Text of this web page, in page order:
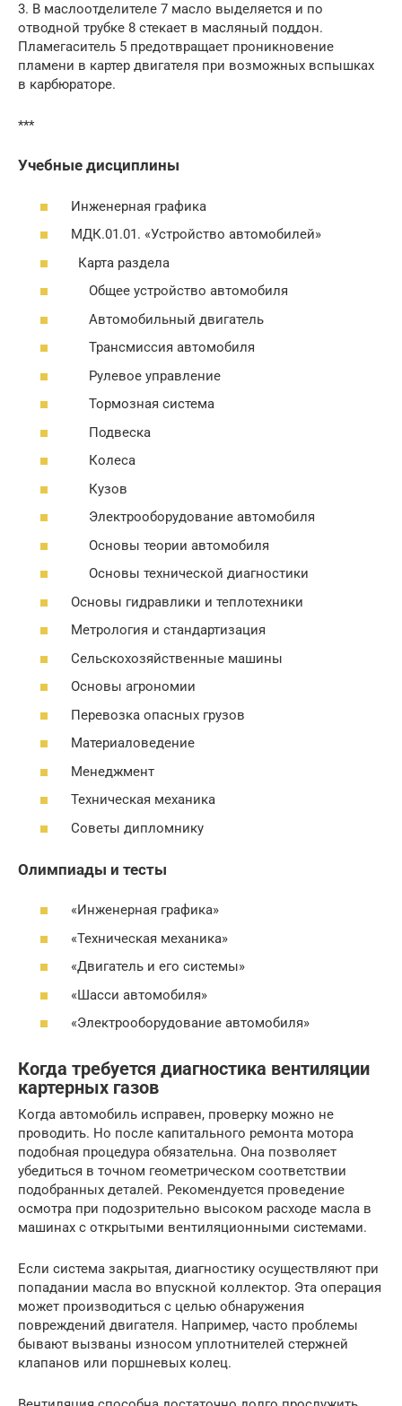
3. В маслоотделителе 7 масло выделяется и по
отводной трубке 8 стекает в масляный поддон.
Пламегаситель 5 предотвращает проникновение
пламени в картер двигателя при возможных вспышках
в карбюраторе.
***
Учебные дисциплины
Инженерная графика
МДК.01.01. «Устройство автомобилей»
Карта раздела
Общее устройство автомобиля
Автомобильный двигатель
Трансмиссия автомобиля
Рулевое управление
Тормозная система
Подвеска
Колеса
Кузов
Электрооборудование автомобиля
Основы теории автомобиля
Основы технической диагностики
Основы гидравлики и теплотехники
Метрология и стандартизация
Сельскохозяйственные машины
Основы агрономии
Перевозка опасных грузов
Материаловедение
Менеджмент
Техническая механика
Советы дипломнику
Олимпиады и тесты
«Инженерная графика»
«Техническая механика»
«Двигатель и его системы»
«Шасси автомобиля»
«Электрооборудование автомобиля»
Когда требуется диагностика вентиляции
картерных газов
Когда автомобиль исправен, проверку можно не
проводить. Но после капитального ремонта мотора
подобная процедура обязательна. Она позволяет
убедиться в точном геометрическом соответствии
подобранных деталей. Рекомендуется проведение
осмотра при подозрительно высоком расходе масла в
машинах с открытыми вентиляционными системами.
Если система закрытая, диагностику осуществляют при
попадании масла во впускной коллектор. Эта операция
может производиться с целью обнаружения
повреждений двигателя. Например, часто проблемы
бывают вызваны износом уплотнителей стержней
клапанов или поршневых колец.